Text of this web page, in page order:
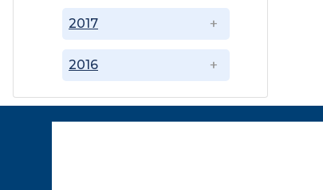
2016
2017